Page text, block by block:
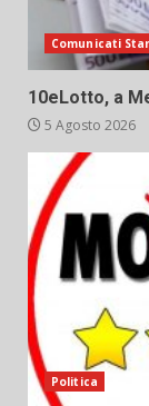
Comunicati
10eLotto, a
5 Agosto 2026
Politica